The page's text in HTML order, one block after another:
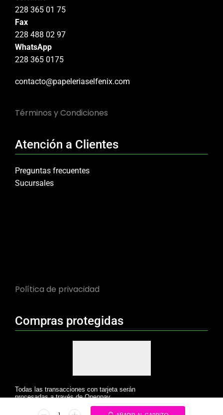
228 365 01 75
Fax
228 488 02 97
WhatsApp
228 365 0175
contacto@papeleriaselfenix.com
Términos y Condiciones
Atención a Clientes
Preguntas frecuentes
Sucursales
Política de privacidad
Compras protegidas
Todas las transacciones con tarjeta serán
procesadas a través de Openpay.